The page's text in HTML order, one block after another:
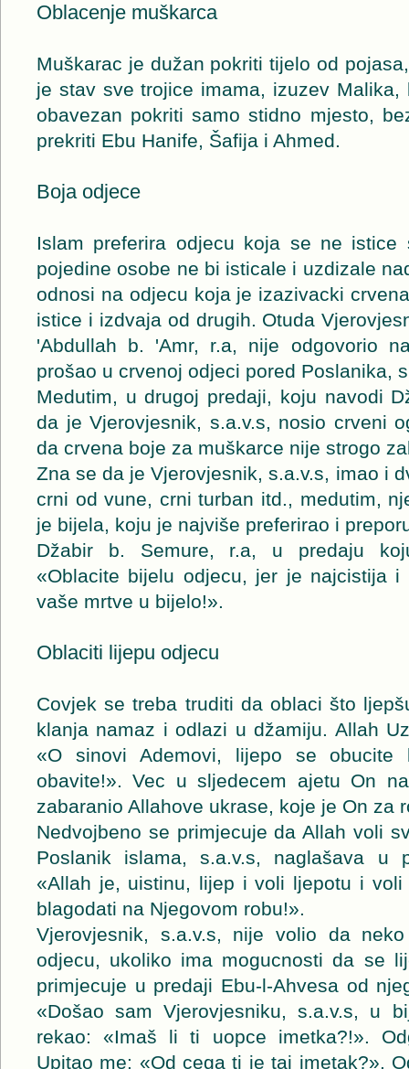
Oblacenje muškarca
Muškarac je dužan pokriti tijelo od
je stav sve trojice imama, izuzev
obavezan pokriti samo stidno mjesto,
prekriti Ebu Hanife, Šafija i Ahmed.
Boja odjece
Islam preferira odjecu koja se ne istice
pojedine osobe ne bi isticale i uzdizale
odnosi na odjecu koja je izazivacki
istice i izdvaja od drugih. Otuda
'Abdullah b. 'Amr, r.a, nije odgovorio
prošao u crvenoj odjeci pored Poslanika,
Medutim, u drugoj predaji, koju navodi
da je Vjerovjesnik, s.a.v.s, nosio crveni
da crvena boje za muškarce nije strogo
Zna se da je Vjerovjesnik, s.a.v.s, imao i
crni od vune, crni turban itd., medutim,
je bijela, koju je najviše preferirao i
Džabir b. Semure, r.a, u predaju
«Oblacite bijelu odjecu, jer je najcistija
vaše mrtve u bijelo!».
Oblaciti lijepu odjecu
Covjek se treba truditi da oblaci što
klanja namaz i odlazi u džamiju. Allah
«O sinovi Ademovi, lijepo se obucite
obavite!». Vec u sljedecem ajetu On
zabaranio Allahove ukrase, koje je On za
Nedvojbeno se primjecuje da Allah voli
Poslanik islama, s.a.v.s, naglašava u
«Allah je, uistinu, lijep i voli ljepotu i
blagodati na Njegovom robu!».
Vjerovjesnik, s.a.v.s, nije volio da
odjecu, ukoliko ima mogucnosti da se
primjecuje u predaji Ebu-l-Ahvesa od
«Došao sam Vjerovjesniku, s.a.v.s, u
rekao: «Imaš li ti uopce imetka?!».
Upitao me: «Od cega ti je taj imetak?».